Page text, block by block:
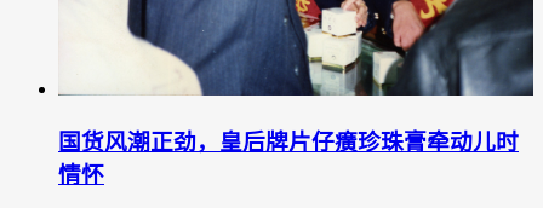
国货风潮正劲，皇后牌片仔癀珍珠膏牵动儿时
情怀